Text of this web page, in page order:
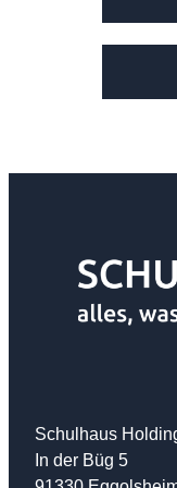
Schulhaus
In der Büg 5